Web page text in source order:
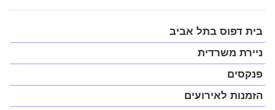
פתח
תפריט
במצב
(התפריט
יפתח
בחלונית
פופ-אפ)
בית דפוס בתל אביב
ניירת משרדית
פנקסים
הזמנות לאירועים